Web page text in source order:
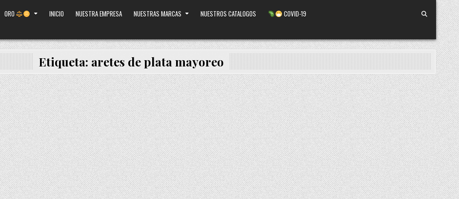
ORO INICIO NUESTRA EMPRESA NUESTRAS MARCAS NUESTROS CATALOGOS COVID-19
Etiqueta: aretes de plata mayoreo